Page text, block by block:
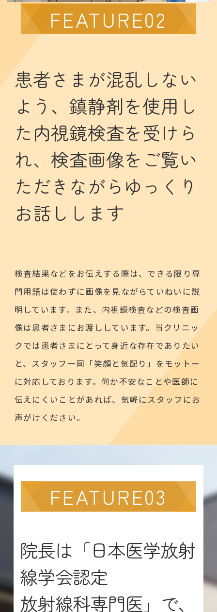
FEATURE02
患者さまが混乱しない
よう、鎮静剤を使用し
た内視鏡検査を受けら
れ、検査画像をご覧い
ただきながらゆっくり
お話しします
検査結果などをお伝えする際は、できる限り専
門用語は使わずに画像を見ながらていねいに説
明しています。また、内視鏡検査などの検査画
像は患者さまにお渡ししています。当クリニッ
クでは患者さまにとって身近な存在でありたい
と、スタッフ一同「笑顔と気配り」をモットー
に対応しております。何か不安なことや医師に
伝えにくいことがあれば、気軽にスタッフにお
声がけください。
FEATURE03
院長は「日本医学放射
線学会認定
放射線科専門医」で、